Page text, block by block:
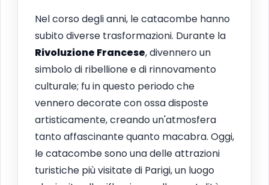
Nel corso degli anni, le catacombe hanno
subito diverse trasformazioni. Durante la
Rivoluzione Francese, divennero un
simbolo di ribellione e di rinnovamento
culturale; fu in questo periodo che
vennero decorate con ossa disposte
artisticamente, creando un'atmosfera
tanto affascinante quanto macabra. Oggi,
le catacombe sono una delle attrazioni
turistiche più visitate di Parigi, un luogo